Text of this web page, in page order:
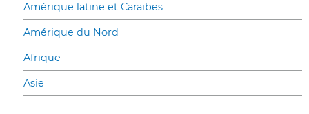
Amérique latine et Caraïbes
Amérique du Nord
Afrique
Asie